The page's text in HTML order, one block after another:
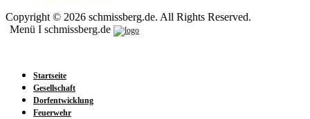
Copyright © 2026 schmissberg.de. All Rights Reserved.
Menü I schmissberg.de
Startseite
Gesellschaft
Dorfentwicklung
Feuerwehr